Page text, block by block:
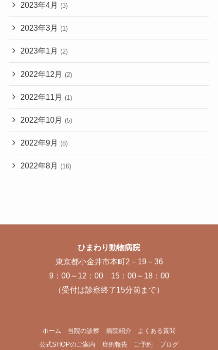
2023年4月 (3)
2023年3月 (1)
2023年1月 (2)
2022年12月 (2)
2022年11月 (1)
2022年10月 (5)
2022年9月 (8)
2022年8月 (16)
ひまわり動物病院
東京都小金井市本町2－19－36
9：00～12：00 15：00～18：00
（受付は診察終了15分前まで）
ホーム 当院の診察 病院紹介
よくある質問
公式SHOPのご案内
症例報告 ご予約 ブログ